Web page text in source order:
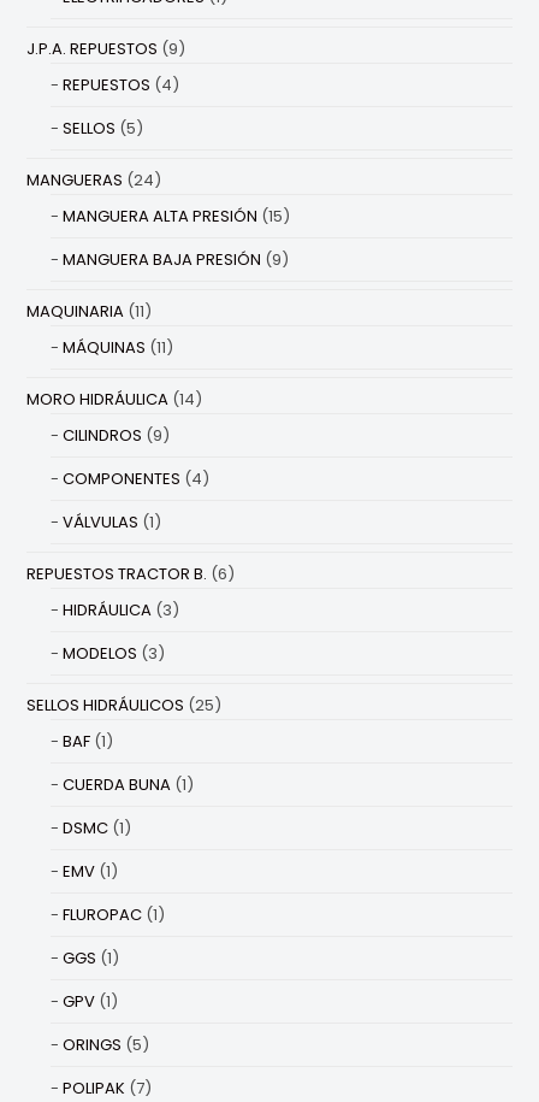
J.P.A. REPUESTOS (9)
REPUESTOS (4)
SELLOS (5)
MANGUERAS (24)
MANGUERA ALTA PRESIÓN (15)
MANGUERA BAJA PRESIÓN (9)
MAQUINARIA (11)
MÁQUINAS (11)
MORO HIDRÁULICA (14)
CILINDROS (9)
COMPONENTES (4)
VÁLVULAS (1)
REPUESTOS TRACTOR B. (6)
HIDRÁULICA (3)
MODELOS (3)
SELLOS HIDRÁULICOS (25)
BAF (1)
CUERDA BUNA (1)
DSMC (1)
EMV (1)
FLUROPAC (1)
GGS (1)
GPV (1)
ORINGS (5)
POLIPAK (7)